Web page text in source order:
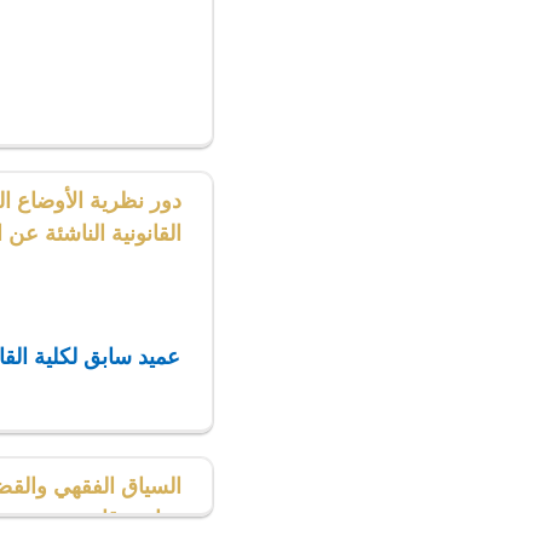
دور نظرية الأوضاع
القانونية الناشئة
عميد سابق لكلية
السياق الفقهي
دراسة قانونية